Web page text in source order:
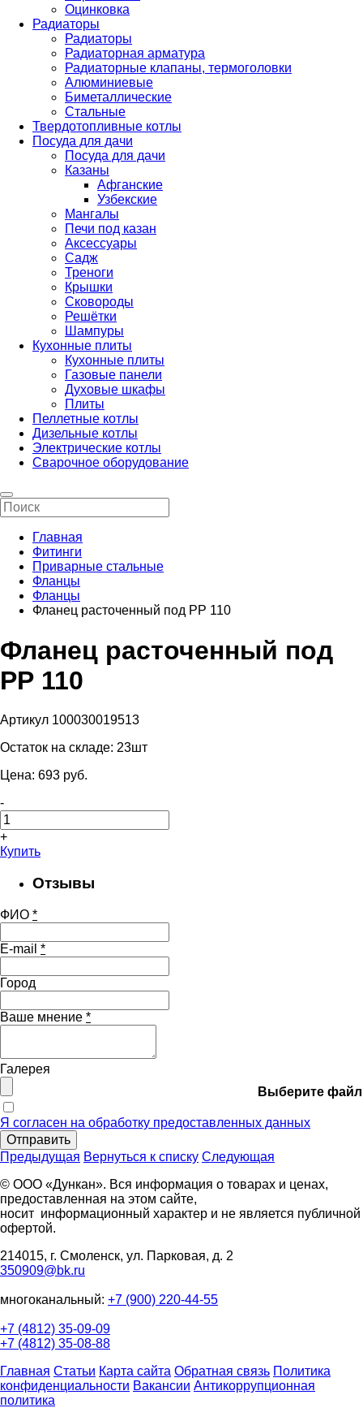
Оцинковка
Радиаторы
Радиаторы
Радиаторная арматура
Радиаторные клапаны, термоголовки
Алюминиевые
Биметаллические
Стальные
Твердотопливные котлы
Посуда для дачи
Посуда для дачи
Казаны
Афганские
Узбекские
Мангалы
Печи под казан
Аксессуары
Садж
Треноги
Крышки
Сковороды
Решётки
Шампуры
Кухонные плиты
Кухонные плиты
Газовые панели
Духовые шкафы
Плиты
Пеллетные котлы
Дизельные котлы
Электрические котлы
Сварочное оборудование
Главная
Фитинги
Приварные стальные
Фланцы
Фланцы
Фланец расточенный под РР 110
Фланец расточенный под
РР 110
Артикул 100030019513
Остаток на складе: 23шт
Цена: 693 pуб.
-
+
Купить
Отзывы
ФИО *
E-mail *
Город
Ваше мнение *
Галерея
Выберите файл
Я согласен на обработку предоставленных данных
Отправить
Предыдущая Вернуться к списку Следующая
© ООО «Дункан». Вся информация о товарах и ценах,
предоставленная на этом сайте,
носит информационный характер и не является публичной
офертой.
214015, г. Смоленск, ул. Парковая, д. 2
350909@bk.ru
многоканальный: +7 (900) 220-44-55
+7 (4812) 35-09-09
+7 (4812) 35-08-88
Главная Статьи Карта сайта Обратная связь Политика
конфиденциальности Вакансии Антикоррупционная
политика